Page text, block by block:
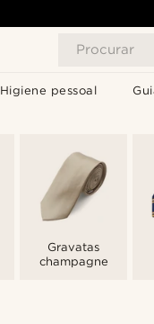
Procurar
Higiene pessoal
Gravatas
champagne